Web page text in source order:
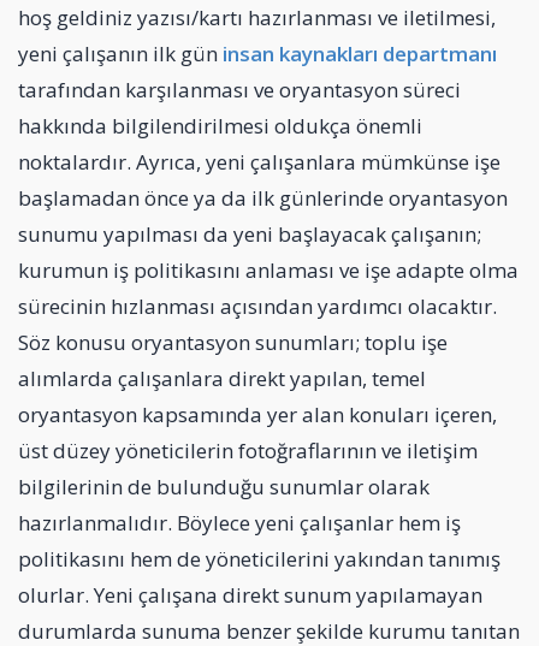
hoş geldiniz yazısı/kartı hazırlanması ve iletilmesi,
yeni çalışanın ilk gün insan kaynakları departmanı
tarafından karşılanması ve oryantasyon süreci
hakkında bilgilendirilmesi oldukça önemli
noktalardır. Ayrıca, yeni çalışanlara mümkünse işe
başlamadan önce ya da ilk günlerinde oryantasyon
sunumu yapılması da yeni başlayacak çalışanın;
kurumun iş politikasını anlaması ve işe adapte olma
sürecinin hızlanması açısından yardımcı olacaktır.
Söz konusu oryantasyon sunumları; toplu işe
alımlarda çalışanlara direkt yapılan, temel
oryantasyon kapsamında yer alan konuları içeren,
üst düzey yöneticilerin fotoğraflarının ve iletişim
bilgilerinin de bulunduğu sunumlar olarak
hazırlanmalıdır. Böylece yeni çalışanlar hem iş
politikasını hem de yöneticilerini yakından tanımış
olurlar. Yeni çalışana direkt sunum yapılamayan
durumlarda sunuma benzer şekilde kurumu tanıtan